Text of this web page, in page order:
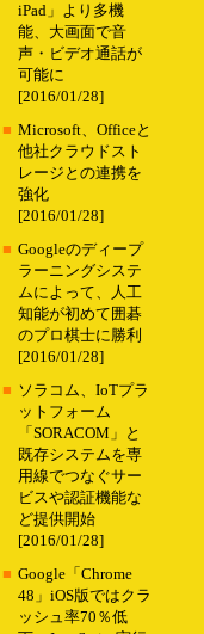
iPad」より多機
能、大画面で音
声・ビデオ通話が
可能に
[2016/01/28]
■ Microsoft、Officeと
他社クラウドスト
レージとの連携を
強化
[2016/01/28]
■ Googleのディープ
ラーニングシステ
ムによって、人工
知能が初めて囲碁
のプロ棋士に勝利
[2016/01/28]
■ ソラコム、IoTプラ
ットフォーム
「SORACOM」と
既存システムを専
用線でつなぐサー
ビスや認証機能な
ど提供開始
[2016/01/28]
■ Google「Chrome
48」iOS版ではクラ
ッシュ率70％低